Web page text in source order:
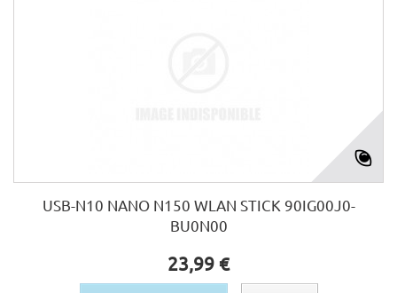
USB-N10 NANO N150 WLAN STICK 90IG00J0-
BU0N00
23,99 €